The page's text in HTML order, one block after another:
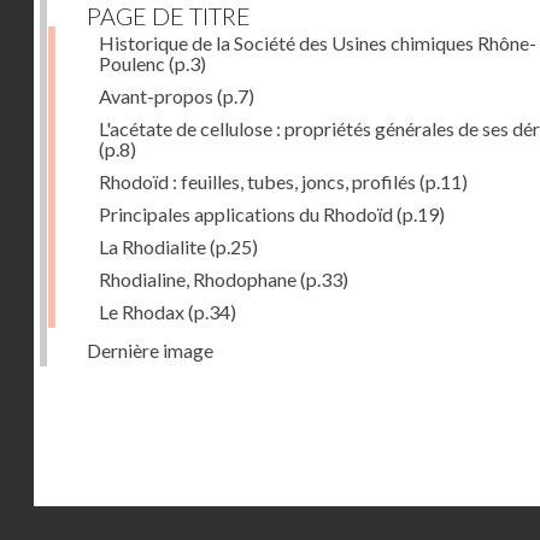
PAGE DE TITRE
Historique de la Société des Usines chimiques Rhône-
Poulenc (p.3)
Avant-propos (p.7)
L'acétate de cellulose : propriétés générales de ses
(p.8)
Rhodoïd : feuilles, tubes, joncs, profilés (p.11)
Principales applications du Rhodoïd(p.19)
La Rhodialite(p.25)
Rhodialine, Rhodophane(p.33)
Le Rhodax(p.34)
Dernière image